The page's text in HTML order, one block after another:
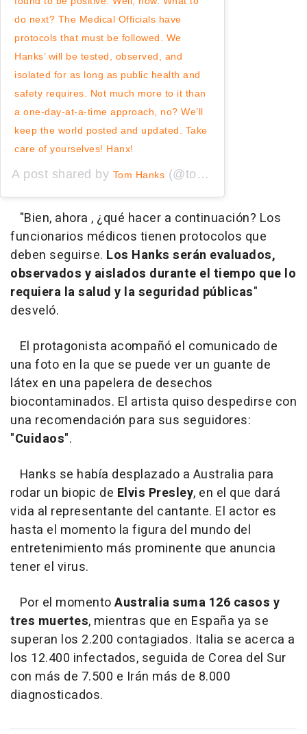
do next? The Medical Officials have
protocols that must be followed. We
Hanks’ will be tested, observed, and
isolated for as long as public health and
safety requires. Not much more to it than
a one-day-at-a-time approach, no? We’ll
keep the world posted and updated. Take
care of yourselves! Hanx!
A post shared by Tom Hanks (@tomhanks) on
"Bien, ahora , ¿qué hacer a continuación? Los
funcionarios médicos tienen protocolos que
deben seguirse. Los Hanks serán evaluados,
observados y aislados durante el tiempo que lo
requiera la salud y la seguridad públicas"
desveló.
El protagonista acompañó el comunicado de
una foto en la que se puede ver un guante de
látex en una papelera de desechos
biocontaminados. El artista quiso despedirse con
una recomendación para sus seguidores:
"Cuidaos".
Hanks se había desplazado a Australia para
rodar un biopic de Elvis Presley, en el que dará
vida al representante del cantante. El actor es
hasta el momento la figura del mundo del
entretenimiento más prominente que anuncia
tener el virus.
Por el momentoAustralia suma 126 casos y
tres muertes, mientras que en España ya se
superan los 2.200 contagiados. Italia se acerca a
los 12.400 infectados, seguida de Corea del Sur
con más de 7.500 e Irán más de 8.000
diagnosticados.